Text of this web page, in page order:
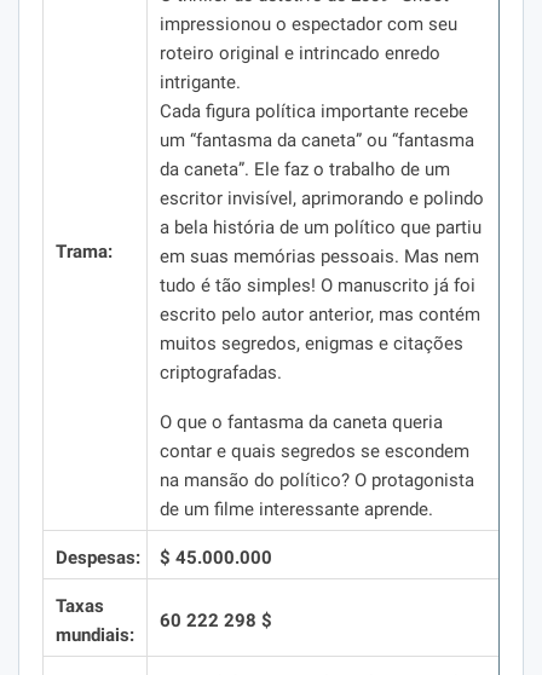
Trama:
impressionou o espectador com seu
roteiro original e intrincado enredo
intrigante.
Cada figura política importante recebe
um “fantasma da caneta” ou “fantasma
da caneta”. Ele faz o trabalho de um
escritor invisível, aprimorando e polindo
a bela história de um político que partiu
em suas memórias pessoais. Mas nem
tudo é tão simples! O manuscrito já foi
escrito pelo autor anterior, mas contém
muitos segredos, enigmas e citações
criptografadas.
O que o fantasma da caneta queria
contar e quais segredos se escondem
na mansão do político? O protagonista
de um filme interessante aprende.
Despesas: $ 45.000.000
Taxas
mundiais:
60 222 298 $